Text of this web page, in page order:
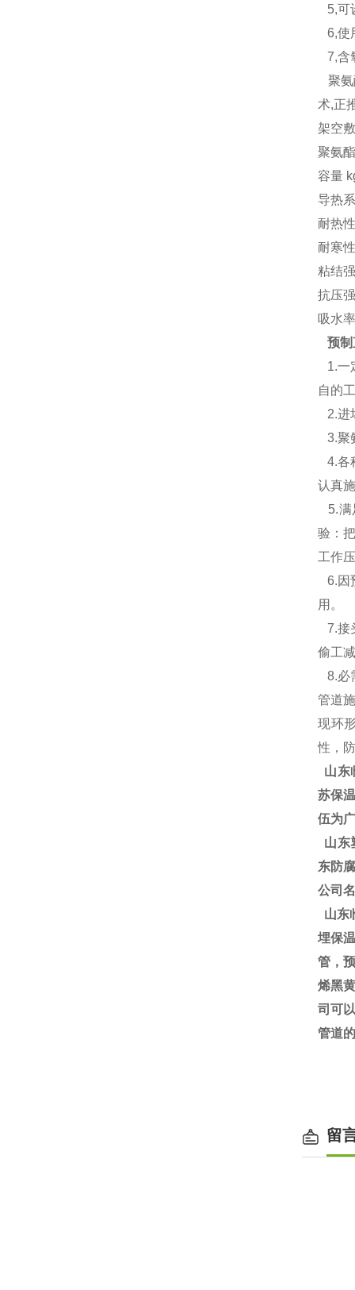
5,可
6,使
7,含
聚氨
术,正
架空
聚氨
容量
导热
耐热
耐寒
粘结
抗压
吸水
预制
1.一
自的
2.进
3.聚
4.各
认真
5.满
验：
工作
6.因
用。
7.接
偷工
8.必
管道
现环
性，
山东
苏保
伍为
山东
东防
公司
山东
埋保
管，
烯黑
司可
管道
留